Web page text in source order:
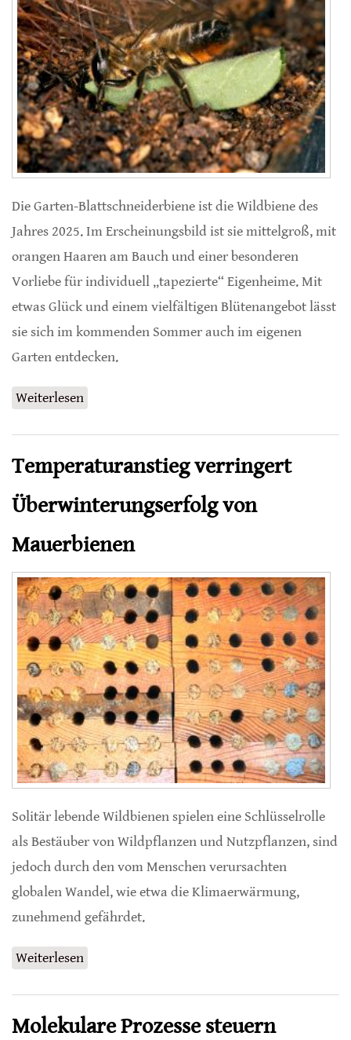
Die Garten-Blattschneiderbiene ist die Wildbiene des
Jahres 2025. Im Erscheinungsbild ist sie mittelgroß, mit
orangen Haaren am Bauch und einer besonderen
Vorliebe für individuell „tapezierte“ Eigenheime. Mit
etwas Glück und einem vielfältigen Blütenangebot lässt
sie sich im kommenden Sommer auch im eigenen
Garten entdecken.
Weiterlesen
Temperaturanstieg verringert
Überwinterungserfolg von
Mauerbienen
Solitär lebende Wildbienen spielen eine Schlüsselrolle
als Bestäuber von Wildpflanzen und Nutzpflanzen, sind
jedoch durch den vom Menschen verursachten
globalen Wandel, wie etwa die Klimaerwärmung,
zunehmend gefährdet.
Weiterlesen
Molekulare Prozesse steuern